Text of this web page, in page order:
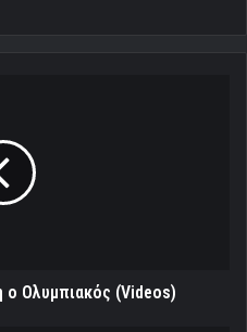
ο Ολυμπιακός (Videos)